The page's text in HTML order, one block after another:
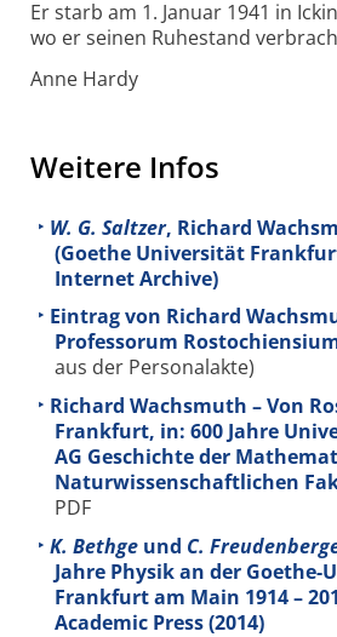
Er starb am 1. Januar 1941 in
wo er seinen Ruhestand
Anne Hardy
Weitere Infos
W. G. Saltzer, Richard
(Goethe Universität
Internet Archive)
Eintrag von Richard
Professorum
aus der Personalakte)
Richard Wachsmuth – Von
Frankfurt, in: 600 Jahre
AG Geschichte der
Naturwissenschaftlichen
PDF
K. Bethge und C.
Jahre Physik an der
Frankfurt am Main 1914 –
Academic Press (2014)